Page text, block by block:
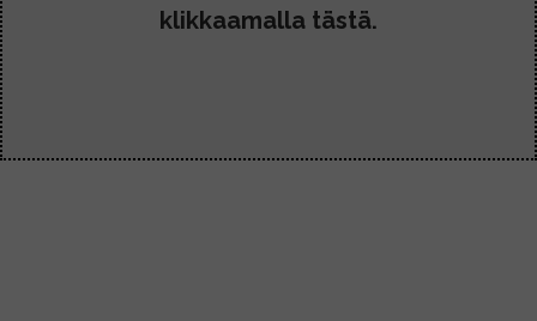
klikkaamalla tästä.